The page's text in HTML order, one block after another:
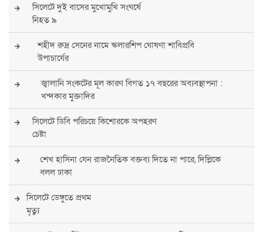
সিলেটে দুই বাসের মুখোমুখি সংঘর্ষে
নিহত ৯
শহীদ রুদ্র সেনের নামে স্কলারশিপ ঘোষণা শাবিপ্রবি
উপাচার্যের
জ্বালানি সংকটের মূল কারণ বিগত ১৭ বছরের অব্যবস্থাপনা :
খন্দকার মুক্তাদির
সিলেটে ডিবি পরিচয়ে কিশোরকে অপহরণ
চেষ্টা
শেখ হাসিনা যেন রাজনৈতিক বক্তব্য দিতে না পারে, দিল্লিকে
বলল ঢাকা
সিলেটে ডেঙ্গুতে প্রথম
মৃত্যু